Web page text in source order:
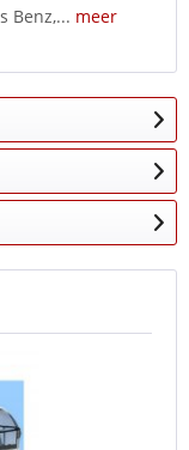
Benz,... meer